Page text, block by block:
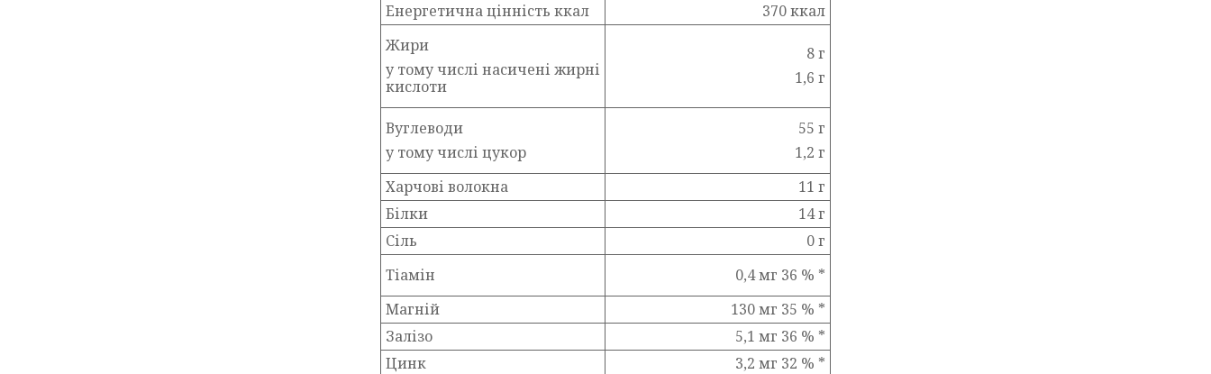
Енергетична цінність ккал
370 ккал
Жири
у тому числі насичені жирні
кислоти
8 г
1,6 г
Вуглеводи
у тому числі цукор
55 г
1,2 г
Харчові волокна
11 г
Білки
14 г
Сіль
0 г
Тіамін
0,4 мг 36 % *
Магній
130 мг 35 % *
Залізо
5,1 мг 36 % *
Цинк
3,2 мг 32 % *